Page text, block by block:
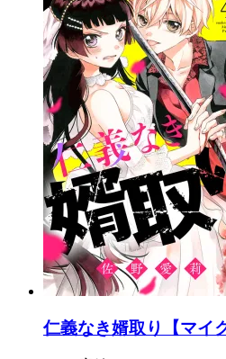
仁義なき婿取り【マイ